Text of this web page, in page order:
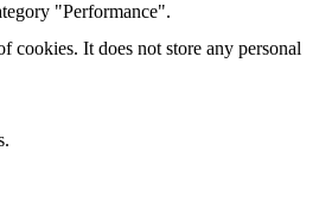
"Performance".
cookies. It does not store any personal